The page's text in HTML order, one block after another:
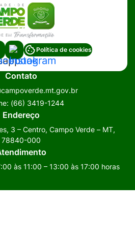
Acessar
a
Rede
Social
Instagram
Política de cookies
Contato
(66) 3419-1244
Endereço
3 – Centro, Campo Verde – MT,
78840-000
às 11:00 – 13:00 às 17:00 horas
Contato